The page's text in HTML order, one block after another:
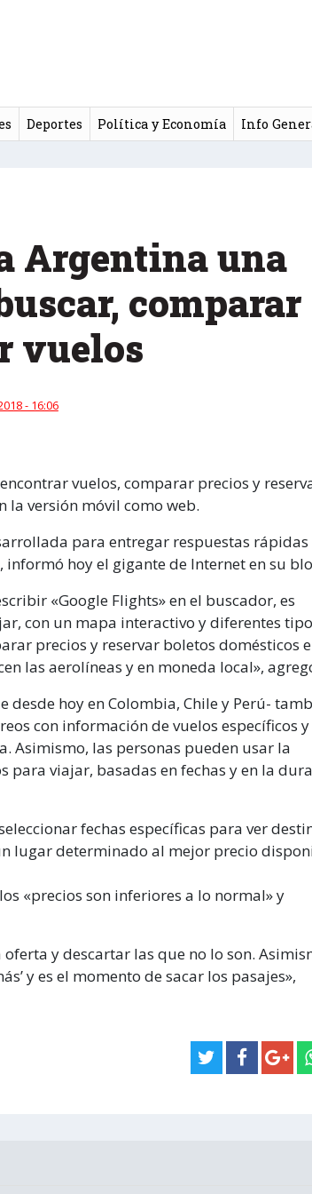
Deportes Política y Economía Info
Argentina una
comparar
vuelos
- 16:06
vuelos, comparar precios y
la versión móvil como web.
para entregar respuestas rápidas
hoy el gigante de Internet en su
«Google Flights» en el buscador, es
con un mapa interactivo y diferentes
precios y reservar boletos domésticos e
las aerolíneas y en moneda local»,
hoy en Colombia, Chile y Perú-
con información de vuelos específicos y
Asimismo, las personas pueden usar la
para viajar, basadas en fechas y en la
fechas específicas para ver
lugar determinado al mejor precio
«precios son inferiores a lo normal» y
y descartar las que no lo son.
y es el momento de sacar los pasajes»,